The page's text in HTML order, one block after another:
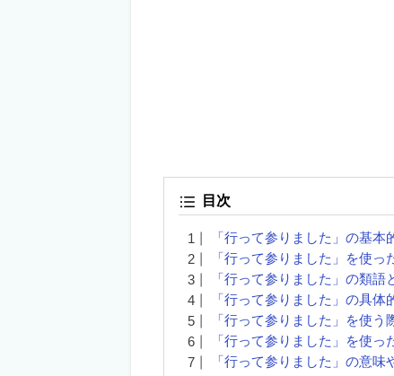
目次
「行って参りました」の基本
「行って参りました」を使っ
「行って参りました」の類語
「行って参りました」の具体
「行って参りました」を使う
「行って参りました」を使っ
「行って参りました」の意